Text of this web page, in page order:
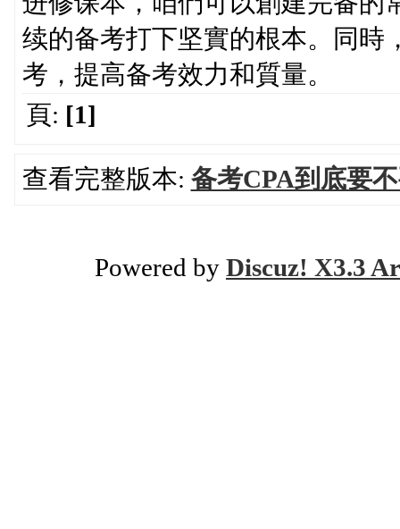
续的备考打下坚實的根本。同時
考，提高备考效力和質量。
頁: [1]
查看完整版本: 备考CPA到底要
Powered by Discuz! X3.3